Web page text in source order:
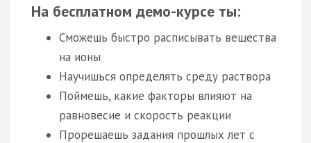
На бесплатном демо-курсе ты:
Сможешь быстро расписывать вещества
на ионы
Научишься определять среду раствора
Поймешь, какие факторы влияют на
равновесие и скорость реакции
Прорешаешь задания прошлых лет с